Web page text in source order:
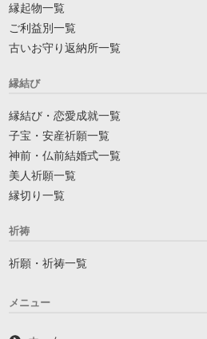
縁起物一覧
ご利益別一覧
古いお守り返納所一覧
縁結び
縁結び・恋愛成就一覧
子宝・安産祈願一覧
神前・仏前結婚式一覧
美人祈願一覧
縁切り一覧
祈祷
祈願・祈祷一覧
メニュー